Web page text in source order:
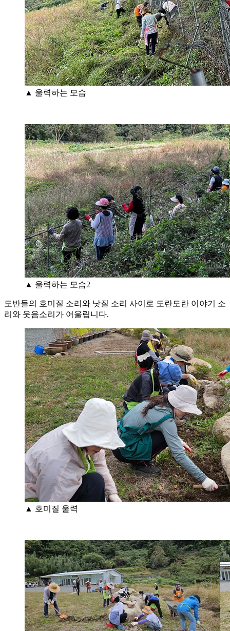
▲ 울력하는 모습
▲ 울력하는 모습2
도반들의 호미질 소리와 낫질 소리 사이로 도란도란 이야기 소
리와 웃음소리가 어울립니다.
▲ 호미질 울력